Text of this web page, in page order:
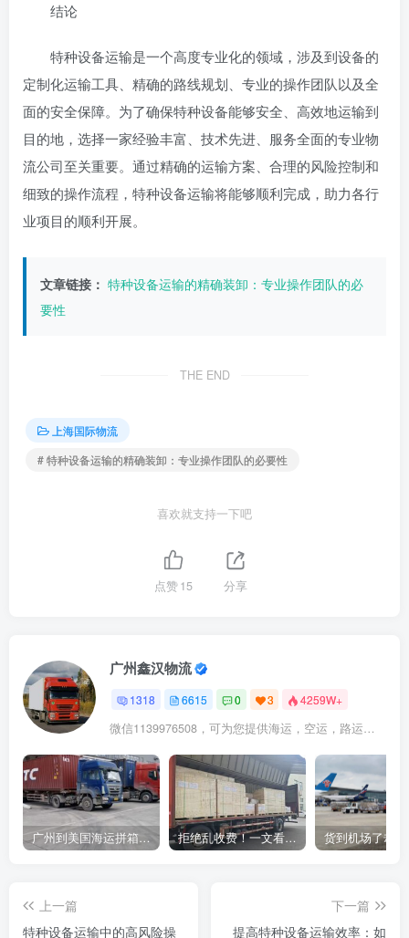
结论
特种设备运输是一个高度专业化的领域，涉及到设备的
定制化运输工具、精确的路线规划、专业的操作团队以及全
面的安全保障。为了确保特种设备能够安全、高效地运输到
目的地，选择一家经验丰富、技术先进、服务全面的专业物
流公司至关重要。通过精确的运输方案、合理的风险控制和
细致的操作流程，特种设备运输将能够顺利完成，助力各行
业项目的顺利开展。
文章链接： 特种设备运输的精确装卸：专业操作团队的必
要性
THE END
上海国际物流
# 特种设备运输的精确装卸：专业操作团队的必要性
喜欢就支持一下吧
点赞15 分享
广州鑫汉物流
1318 6615 0 3 4259W+
微信1139976508，可为您提供海运，空运，路运，铁路运输
广州到美国海运拼箱多少钱？2024年最新运费构成+隐藏费用避坑指南 拒绝乱收费！一文看懂中国货代计费套路，教你避开所有隐形坑
上一篇
特种设备运输中的高风险操
下一篇
提高特种设备运输效率：如